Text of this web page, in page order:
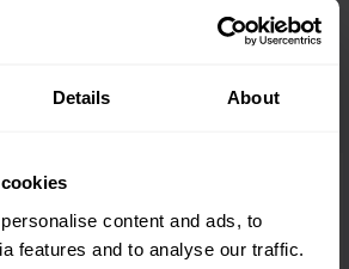
Details About
content and ads, to
features and to analyse our traffic.
coches en Italia